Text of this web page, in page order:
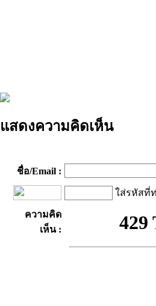
แสดงความคิดเห็น
ชื่อ/Email :
ใส่รหัสที่
ความคิด
เห็น :